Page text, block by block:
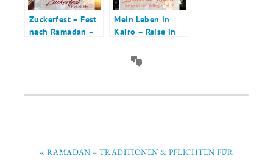
Zuckerfest – Fest
nach Ramadan –
Mein Leben in
Kairo – Reise in
« RAMADAN – TRADITIONEN & PFLICHTEN FÜR